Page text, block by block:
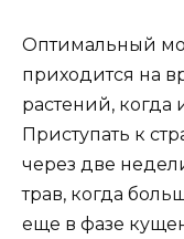
Оптимальный
приходится на
растений, когда
Приступать к
через две
трав, когда
еще в фазе